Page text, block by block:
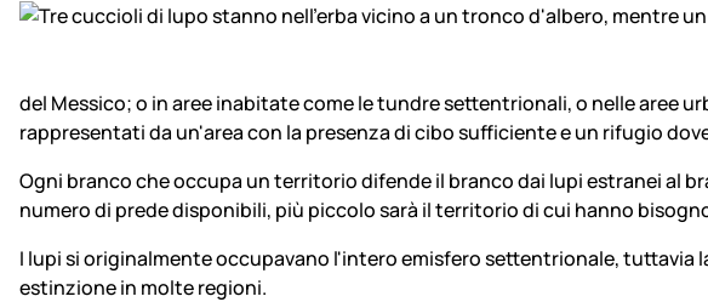
del Messico; o in aree inabitate come le tundre settentrionali, o nelle aree
rappresentati da un'area con la presenza di cibo sufficiente e un rifugio
Ogni branco che occupa un territorio difende il branco dai lupi estranei al
numero di prede disponibili, più piccolo sarà il territorio di cui hanno
I lupi si originalmente occupavano l'intero emisfero settentrionale,
estinzione in molte regioni.